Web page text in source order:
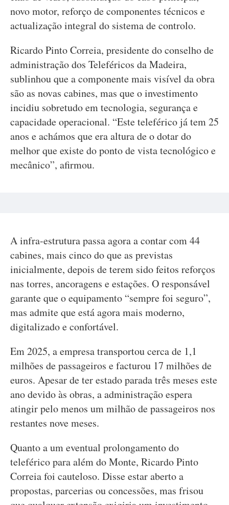
novo motor, reforço de componentes técnicos e
actualização integral do sistema de controlo.
Ricardo Pinto Correia, presidente do conselho de
administração dos Teleféricos da Madeira,
sublinhou que a componente mais visível da obra
são as novas cabines, mas que o investimento
incidiu sobretudo em tecnologia, segurança e
capacidade operacional. “Este teleférico já tem 25
anos e achámos que era altura de o dotar do
melhor que existe do ponto de vista tecnológico e
mecânico”, afirmou.
A infra-estrutura passa agora a contar com 44
cabines, mais cinco do que as previstas
inicialmente, depois de terem sido feitos reforços
nas torres, ancoragens e estações. O responsável
garante que o equipamento “sempre foi seguro”,
mas admite que está agora mais moderno,
digitalizado e confortável.
Em 2025, a empresa transportou cerca de 1,1
milhões de passageiros e facturou 17 milhões de
euros. Apesar de ter estado parada três meses este
ano devido às obras, a administração espera
atingir pelo menos um milhão de passageiros nos
restantes nove meses.
Quanto a um eventual prolongamento do
teleférico para além do Monte, Ricardo Pinto
Correia foi cauteloso. Disse estar aberto a
propostas, parcerias ou concessões, mas frisou